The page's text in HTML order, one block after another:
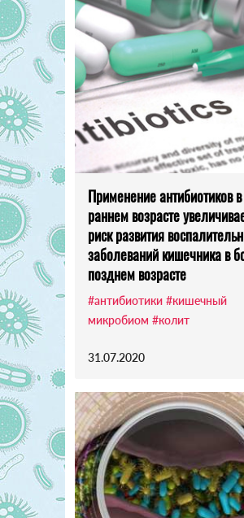
Применение антибиотиков в
раннем возрасте
риск развития
заболеваний кишечника в
позднем возрасте
#антибиотики #кишечный
микробиом #колит
31.07.2020